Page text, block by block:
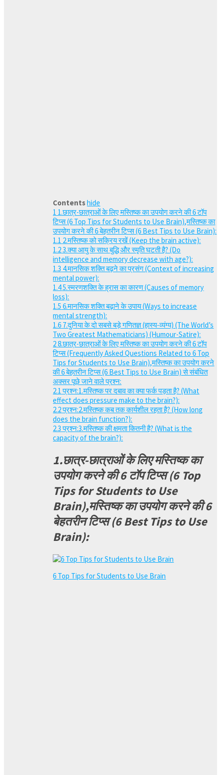
Contentshide
1 1.छात्र-छात्राओं के लिए मस्तिष्क का उपयोग करने की 6 टॉप
टिप्स (6 Top Tips for Students to Use Brain),मस्तिष्क का
उपयोग करने की 6 बेहतरीन टिप्स (6 Best Tips to Use Brain):
1.1 2.मस्तिष्क को सक्रिय रखें (Keep the brain active):
1.23.क्या आयु के साथ बुद्धि और स्मृति घटती है? (Do
intelligence and memory decrease with age?):
1.3 4.मानसिक शक्ति बढ़ने का प्रसंग (Context of increasing
mental power):
1.45.स्मरणशक्ति के ह्रास का कारण (Causes of memory
loss):
1.5 6.मानसिक शक्ति बढ़ाने के उपाय (Ways to increase
mental strength):
1.6 7.दुनिया के दो सबसे बड़े गणितज्ञ (हास्य-व्यंग्य) (The World’s
Two Greatest Mathematicians) (Humour-Satire):
28.छात्र-छात्राओं के लिए मस्तिष्क का उपयोग करने की 6 टॉप
टिप्स (Frequently Asked Questions Related to 6 Top
Tips for Students to Use Brain),मस्तिष्क का उपयोग करने
की 6 बेहतरीन टिप्स (6 Best Tips to Use Brain) से संबंधित
अक्सर पूछे जाने वाले प्रश्न:
2.1 प्रश्न:1.मस्तिष्क पर दबाव का क्या फर्क पड़ता है? (What
effect does pressure make to the brain?):
2.2प्रश्न:2.मस्तिष्क कब तक कार्यशील रहता है? (How long
does the brain function?):
2.3 प्रश्न:3.मस्तिष्क की क्षमता कितनी है? (What is the
capacity of the brain?):
1.छात्र-छात्राओं के लिए मस्तिष्क का
उपयोग करने की 6 टॉप टिप्स (6 Top
Tips for Students to Use
Brain),मस्तिष्क का उपयोग करने की 6
बेहतरीन टिप्स (6 Best Tips to Use
Brain):
6 Top Tips for Students to Use Brain